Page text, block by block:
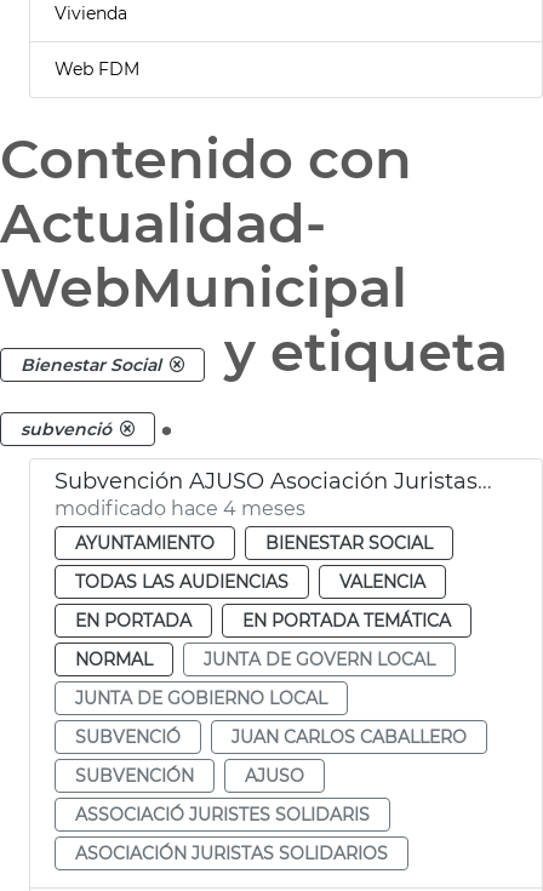
Vivienda
Web FDM
Contenido con
Actualidad-
WebMunicipal
Bienestar Social y etiqueta
subvenció .
Subvención AJUSO Asociación Juristas Solidarios València
modificado hace 4 meses
AYUNTAMIENTO
BIENESTAR SOCIAL
TODAS LAS AUDIENCIAS
VALENCIA
EN PORTADA
EN PORTADA TEMÁTICA
NORMAL
JUNTA DE GOVERN LOCAL
JUNTA DE GOBIERNO LOCAL
SUBVENCIÓ
JUAN CARLOS CABALLERO
SUBVENCIÓN
AJUSO
ASSOCIACIÓ JURISTES SOLIDARIS
ASOCIACIÓN JURISTAS SOLIDARIOS